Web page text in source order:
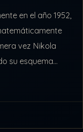
en el año 1952,
vez Nikola
su esquema